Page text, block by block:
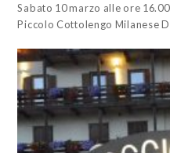
Sabato 10 marzo alle ore
Piccolo Cottolengo Milanese